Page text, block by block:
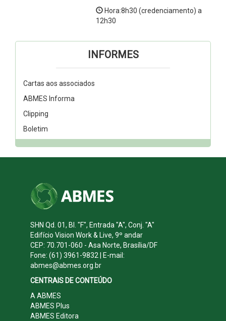
Hora:8h30 (credenciamento) a
12h30
INFORMES
Cartas aos associados
ABMES Informa
Clipping
Boletim
SHN Qd. 01, Bl. "F", Entrada "A", Conj. "A"
Edifício Vision Work & Live, 9º andar
CEP: 70.701-060 - Asa Norte, Brasília/DF
Fone: (61) 3961-9832 | E-mail:
abmes@abmes.org.br
CENTRAIS DE CONTEÚDO
A ABMES
ABMES Plus
ABMES Editora